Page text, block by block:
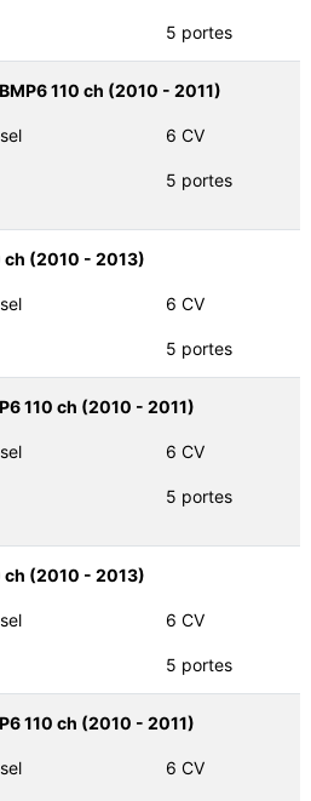
5 portes
110 ch (2010 - 2011)
6 CV
5 portes
ch (2010 - 2013)
6 CV
5 portes
110 ch (2010 - 2011)
6 CV
5 portes
ch (2010 - 2013)
6 CV
5 portes
110 ch (2010 - 2011)
6 CV